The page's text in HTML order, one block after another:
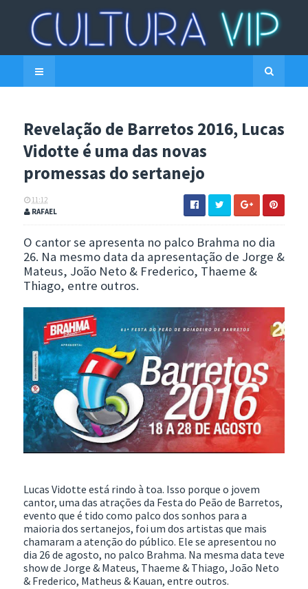
Revelação de Barretos 2016, Lucas
Vidotte é uma das novas
promessas do sertanejo
11:12
RAFAEL
O cantor se apresenta no palco Brahma no dia
26. Na mesmo data da apresentação de Jorge &
Mateus, João Neto & Frederico, Thaeme &
Thiago, entre outros.
Lucas Vidotte está rindo à toa. Isso porque o jovem
cantor, uma das atrações da Festa do Peão de Barretos,
evento que é tido como palco dos sonhos para a
maioria dos sertanejos, foi um dos artistas que mais
chamaram a atenção do público. Ele se apresentou no
dia 26 de agosto, no palco Brahma. Na mesma data teve
show de Jorge & Mateus, Thaeme & Thiago, João Neto
& Frederico, Matheus & Kauan, entre outros.